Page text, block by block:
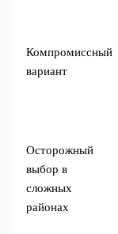
Компромиссный
вариант
Осторожный
выбор в
сложных
районах